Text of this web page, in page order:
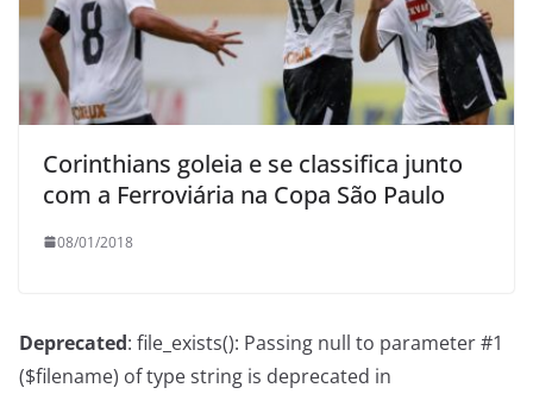
Corinthians goleia e se classifica junto
com a Ferroviária na Copa São Paulo
08/01/2018
Deprecated: file_exists(): Passing null to parameter #1
($filename) of type string is deprecated in